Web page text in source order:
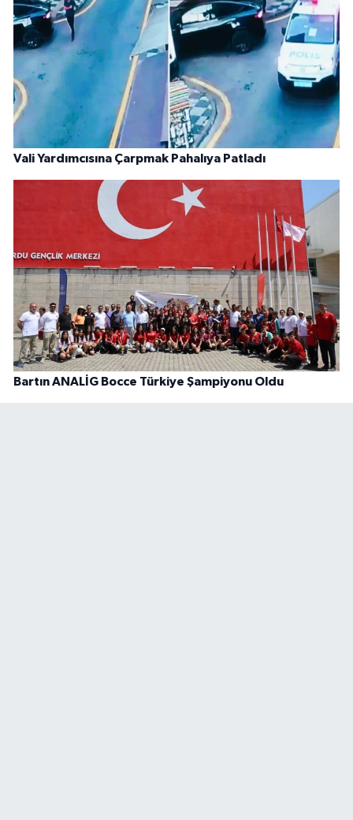
Vali Yardımcısına Çarpmak Pahalıya Patladı
Bartın ANALİG Bocce Türkiye Şampiyonu Oldu